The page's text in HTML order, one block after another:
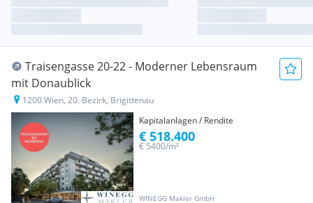
Traisengasse 20-22 - Moderner Lebensraum
mit Donaublick
1200 Wien, 20. Bezirk, Brigittenau
Kapitalanlagen / Rendite
WINEGG Makler GmbH
€ 5400/m²
€ 518.400